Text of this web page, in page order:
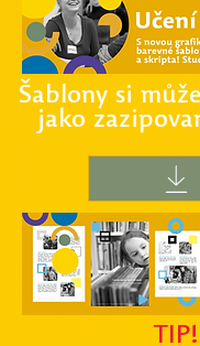
Šablony si
jako
TIP!